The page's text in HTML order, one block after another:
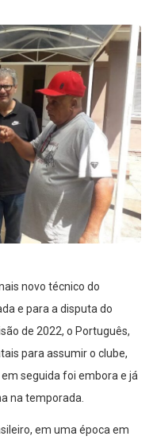
novo técnico do
e para a disputa do
de 2022, o Português,
para assumir o clube,
seguida foi embora e já
na temporada.
em uma época em